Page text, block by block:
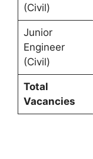
(Civil)
Junior
Engineer
(Civil)
Total
Vacancies